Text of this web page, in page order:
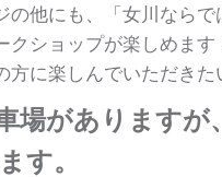
の他にも、「女川ならで
クショップが楽しめます
方に楽しんでいただきた
場がありますが
す。